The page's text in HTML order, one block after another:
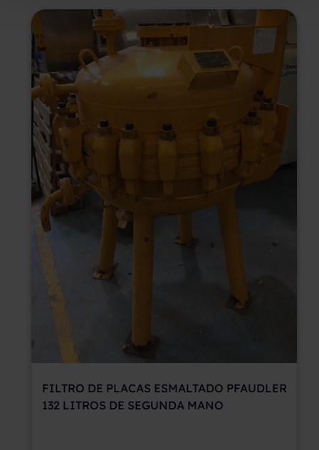
FILTRO DE PLACAS ESMALTADO PFAUDLER
132 LITROS DE SEGUNDA MANO